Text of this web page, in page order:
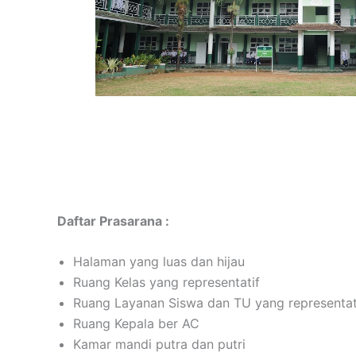
Daftar Prasarana :
Halaman yang luas dan hijau
Ruang Kelas yang representatif
Ruang Layanan Siswa dan TU yang
Ruang Kepala ber AC
Kamar mandi putra dan putri